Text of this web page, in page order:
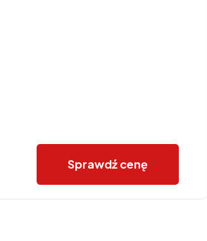
Sprawdź cenę